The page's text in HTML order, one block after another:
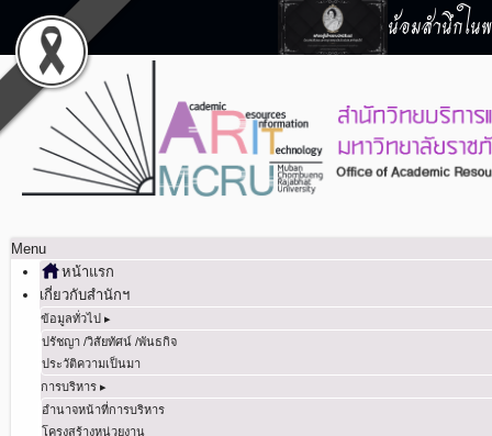
น้อมสำนึกใน
Menu
หน้าแรก
เกี่ยวกับสำนักฯ
ข้อมูลทั่วไป ▸
ปรัชญา /วิสัยทัศน์ /พันธกิจ
ประวัติความเป็นมา
การบริหาร ▸
อำนาจหน้าที่การบริหาร
โครงสร้างหน่วยงาน